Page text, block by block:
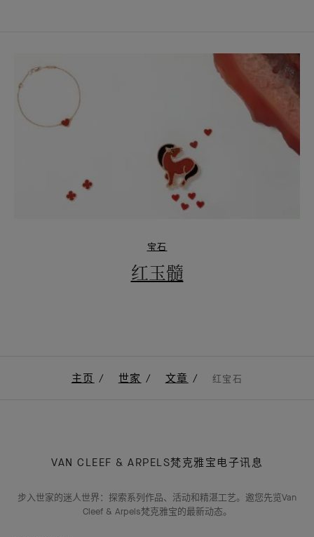
宝石
红玉髓
主页 世家 文章 红宝石
VAN CLEEF & ARPELS梵克雅宝电子讯息
步入世家的迷人世界：探索系列作品、活动和精湛工艺。邀您先览Van
Cleef & Arpels梵克雅宝的最新动态。